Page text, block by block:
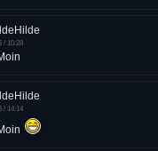
/ 10:28
/ 14:14